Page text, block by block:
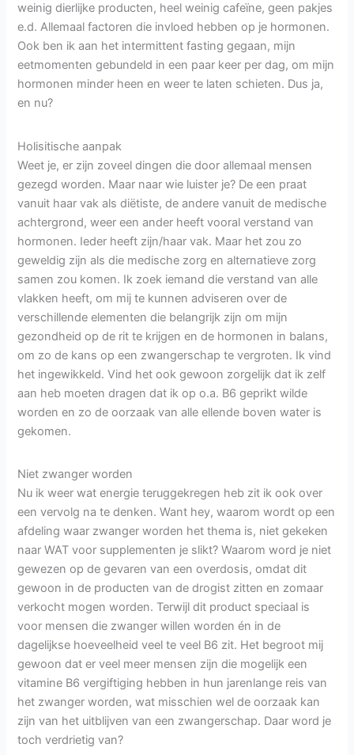
weinig dierlijke producten, heel weinig cafeïne, geen pakjes
e.d. Allemaal factoren die invloed hebben op je hormonen.
Ook ben ik aan het intermittent fasting gegaan, mijn
eetmomenten gebundeld in een paar keer per dag, om mijn
hormonen minder heen en weer te laten schieten. Dus ja,
en nu?
Holisitische aanpak
Weet je, er zijn zoveel dingen die door allemaal mensen
gezegd worden. Maar naar wie luister je? De een praat
vanuit haar vak als diëtiste, de andere vanuit de medische
achtergrond, weer een ander heeft vooral verstand van
hormonen. Ieder heeft zijn/haar vak. Maar het zou zo
geweldig zijn als die medische zorg en alternatieve zorg
samen zou komen. Ik zoek iemand die verstand van alle
vlakken heeft, om mij te kunnen adviseren over de
verschillende elementen die belangrijk zijn om mijn
gezondheid op de rit te krijgen en de hormonen in balans,
om zo de kans op een zwangerschap te vergroten. Ik vind
het ingewikkeld. Vind het ook gewoon zorgelijk dat ik zelf
aan heb moeten dragen dat ik op o.a. B6 geprikt wilde
worden en zo de oorzaak van alle ellende boven water is
gekomen.
Niet zwanger worden
Nu ik weer wat energie teruggekregen heb zit ik ook over
een vervolg na te denken. Want hey, waarom wordt op een
afdeling waar zwanger worden het thema is, niet gekeken
naar WAT voor supplementen je slikt? Waarom word je niet
gewezen op de gevaren van een overdosis, omdat dit
gewoon in de producten van de drogist zitten en zomaar
verkocht mogen worden. Terwijl dit product speciaal is
voor mensen die zwanger willen worden én in de
dagelijkse hoeveelheid veel te veel B6 zit. Het begroot mij
gewoon dat er veel meer mensen zijn die mogelijk een
vitamine B6 vergiftiging hebben in hun jarenlange reis van
het zwanger worden, wat misschien wel de oorzaak kan
zijn van het uitblijven van een zwangerschap. Daar word je
toch verdrietig van?